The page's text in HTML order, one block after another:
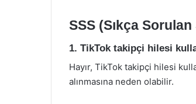
SSS (Sıkça
1. TikTok takipçi hilesi
Hayır, TikTok takipçi hilesi
alınmasına neden olabilir.